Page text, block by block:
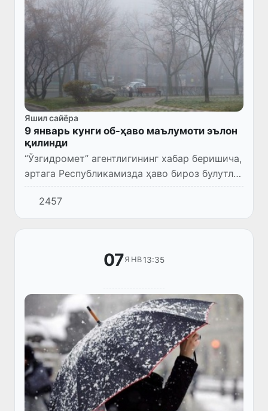
Яшил сайёра
9 январь кунги об-ҳаво маълумоти эълон
қилинди
“Ўзгидромет” агентлигининг хабар беришича,
эртага Республикамизда ҳаво бироз булутли
бўлади, ёғингарчилик кутилмайди. Кечаси ва
эрталаб туман тушиши мумкин.
2457
07ЯНВ13:35